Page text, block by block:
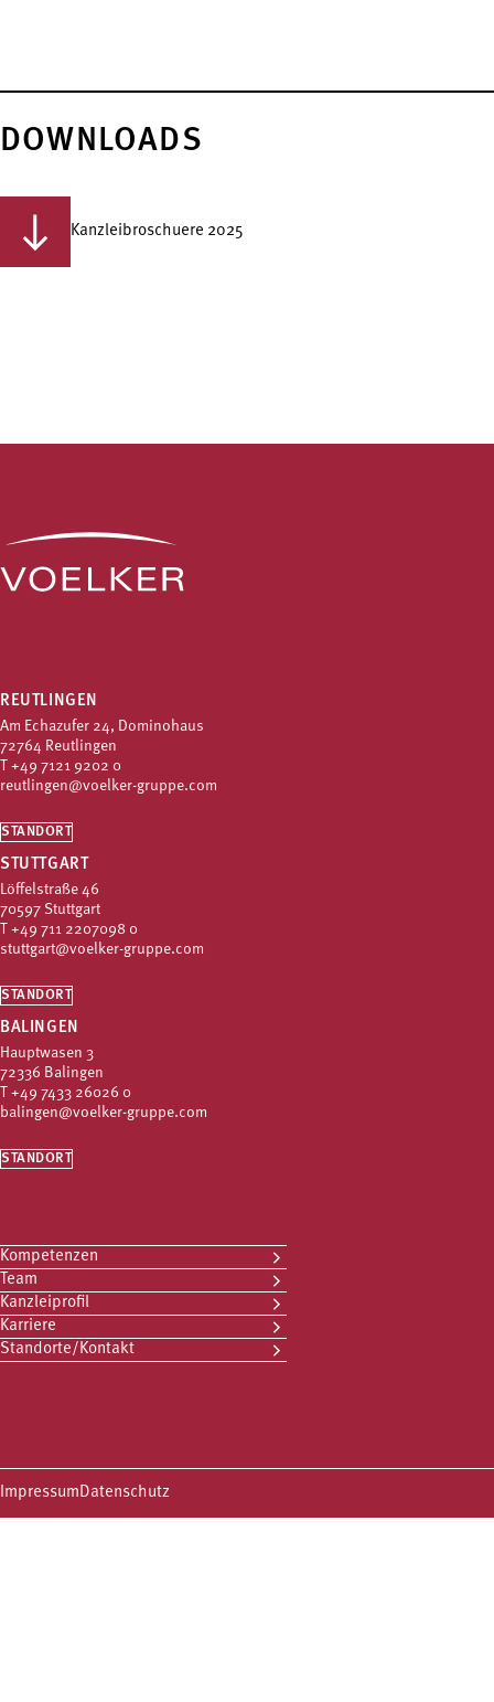
DOWNLOADS
Kanzleibroschuere 2025
REUTLINGEN
Am Echazufer 24, Dominohaus
72764 Reutlingen
T +49 7121 9202 0
reutlingen@voelker-gruppe.com
STANDORT
STUTTGART
Löffelstraße 46
70597 Stuttgart
T +49 711 2207098 0
stuttgart@voelker-gruppe.com
STANDORT
BALINGEN
Hauptwasen 3
72336 Balingen
T +49 7433 26026 0
balingen@voelker-gruppe.com
STANDORT
Kompetenzen
Team
Kanzleiprofil
Karriere
Standorte/Kontakt
ImpressumDatenschutz